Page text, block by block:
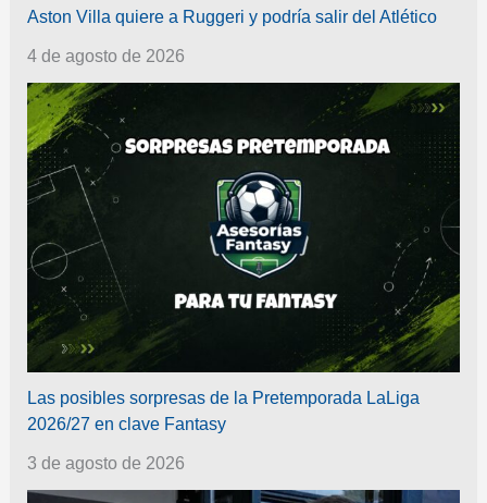
Aston Villa quiere a Ruggeri y podría salir del Atlético
4 de agosto de 2026
Las posibles sorpresas de la Pretemporada LaLiga
2026/27 en clave Fantasy
3 de agosto de 2026